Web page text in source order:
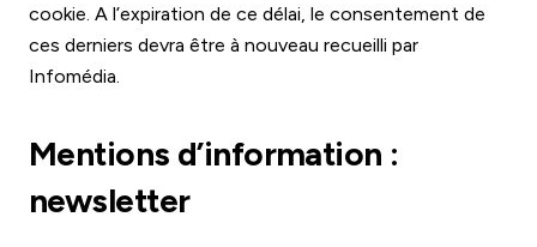
cookie. A l’expiration de ce délai, le consentement de
ces derniers devra être à nouveau recueilli par
Infomédia.
Mentions d’information :
newsletter